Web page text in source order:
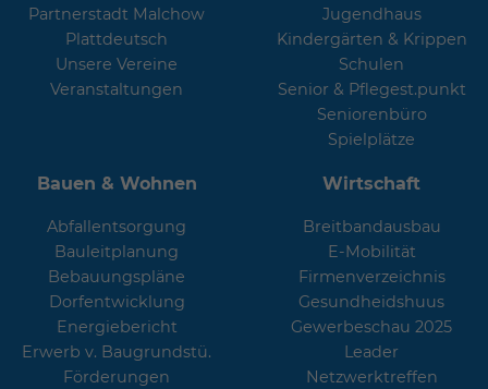
Partnerstadt Malchow
Plattdeutsch
Unsere Vereine
Veranstaltungen
Jugendhaus
Kindergärten & Krippen
Schulen
Senior & Pflegest.punkt
Seniorenbüro
Spielplätze
Bauen & Wohnen
Abfallentsorgung
Bauleitplanung
Bebauungspläne
Dorfentwicklung
Energiebericht
Erwerb v. Baugrundstü.
Förderungen
Wirtschaft
Breitbandausbau
E-Mobilität
Firmenverzeichnis
Gesundheidshuus
Gewerbeschau 2025
Leader
Netzwerktreffen